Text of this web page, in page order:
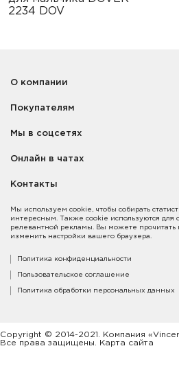
2234 DOV
Мы используем cookie, чтобы собирать
интересным. Также cookie используются для
релевантной рекламы. Вы можете прочитать
изменить настройки вашего браузера.
Политика конфиденциальности
Пользовательское соглашение
Политика обработки персональных данных
Покупателям
О компании
Мы в соцсетях
Онлайн в чатах
Контакты
Copyright © 2014-2021. Компания
Все права защищены. Карта сайта